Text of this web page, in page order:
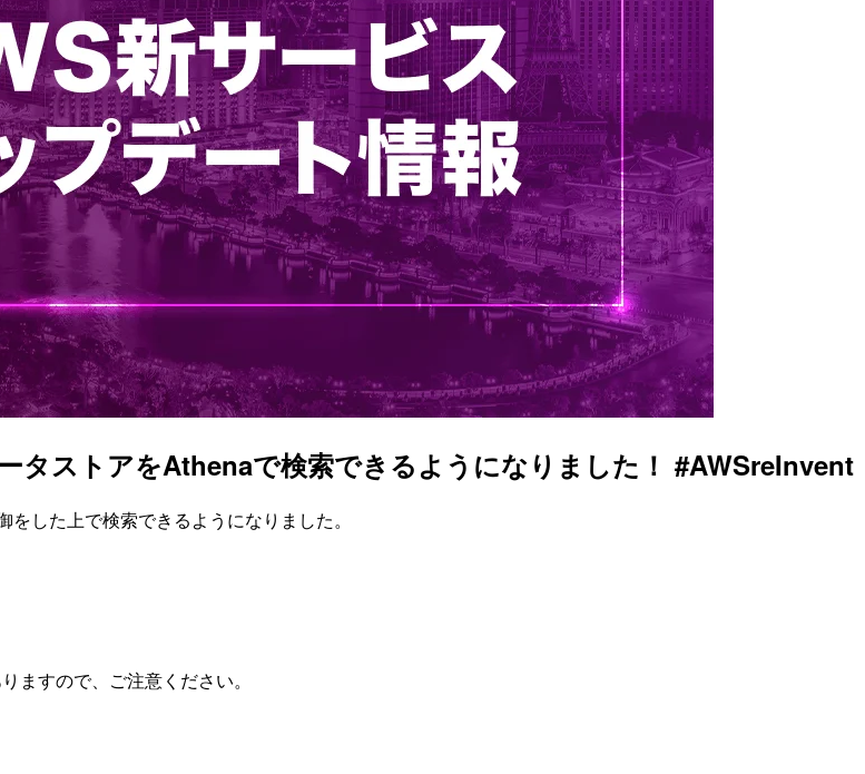
ストアをAthenaで検索できるようになりました！ #AWSreInvent
した上で検索できるようになりました。
ますので、ご注意ください。